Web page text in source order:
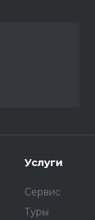
Услуги
Сервис
Туры